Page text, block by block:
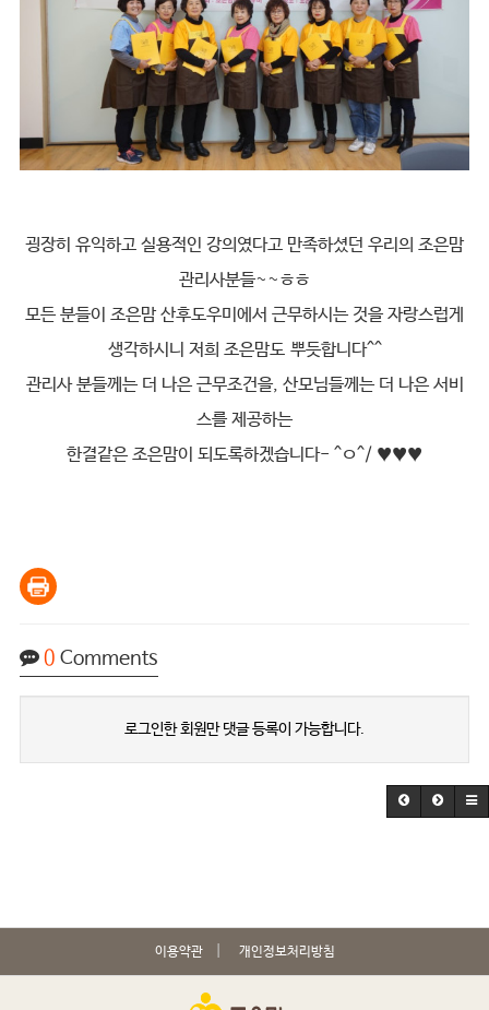
굉장히 유익하고 실용적인 강의였다고 만족하셨던 우리의 조은맘
관리사분들~~ㅎㅎ
모든 분들이 조은맘 산후도우미에서 근무하시는 것을 자랑스럽게
생각하시니 저희 조은맘도 뿌듯합니다^^
관리사 분들께는 더 나은 근무조건을, 산모님들께는 더 나은 서비
스를 제공하는
한결같은 조은맘이 되도록하겠습니다- ^ㅇ^/ ♥♥♥
0 Comments
로그인한 회원만 댓글 등록이 가능합니다.
이용약관 개인정보처리방침